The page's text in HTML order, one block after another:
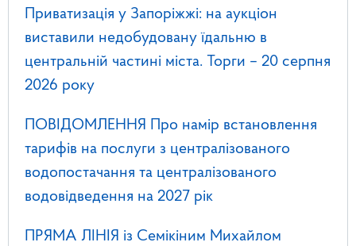
Приватизація у Запоріжжі: на аукціон
виставили недобудовану їдальню в
центральній частині міста. Торги – 20 серпня
2026 року
ПОВІДОМЛЕННЯ Про намір встановлення
тарифів на послуги з централізованого
водопостачання та централізованого
водовідведення на 2027 рік
ПРЯМА ЛІНІЯ із Семікіним Михайлом